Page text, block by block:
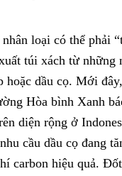
loại có thể phải
túi xách từ những
hoặc dầu cọ. Mới
Hòa bình Xanh
diện rộng ở
cầu dầu cọ đang
carbon hiệu quả.